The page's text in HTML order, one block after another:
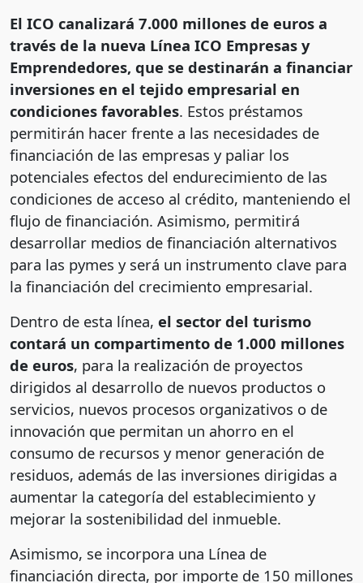
El ICO canalizará 7.000 millones de euros a
través de la nueva Línea ICO Empresas y
Emprendedores, que se destinarán a financiar
inversiones en el tejido empresarial en
condiciones favorables. Estos préstamos
permitirán hacer frente a las necesidades de
financiación de las empresas y paliar los
potenciales efectos del endurecimiento de las
condiciones de acceso al crédito, manteniendo el
flujo de financiación. Asimismo, permitirá
desarrollar medios de financiación alternativos
para las pymes y será un instrumento clave para
la financiación del crecimiento empresarial.
Dentro de esta línea, el sector del turismo
contará un compartimento de 1.000 millones
de euros, para la realización de proyectos
dirigidos al desarrollo de nuevos productos o
servicios, nuevos procesos organizativos o de
innovación que permitan un ahorro en el
consumo de recursos y menor generación de
residuos, además de las inversiones dirigidas a
aumentar la categoría del establecimiento y
mejorar la sostenibilidad del inmueble.
Asimismo, se incorpora una Línea de
financiación directa, por importe de 150 millones